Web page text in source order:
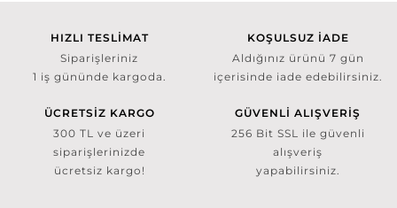
HIZLI TESLİMAT
Siparişleriniz
1 iş gününde kargoda.
KOŞULSUZ İADE
Aldığınız ürünü 7 gün
içerisinde iade edebilirsiniz.
ÜCRETSİZ KARGO
300 TL ve üzeri
siparişlerinizde
ücretsiz kargo!
GÜVENLİ ALIŞVERİŞ
256 Bit SSL ile güvenli
alışveriş
yapabilirsiniz.